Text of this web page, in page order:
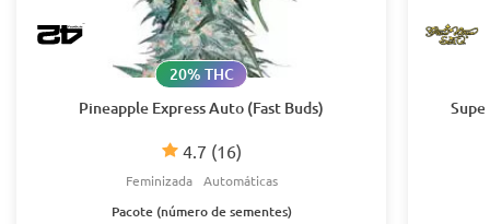
Pineapple Express Auto (Fast Buds)
4.7 (16)
20% THC
Feminizada Automáticas
Pacote (número de sementes)